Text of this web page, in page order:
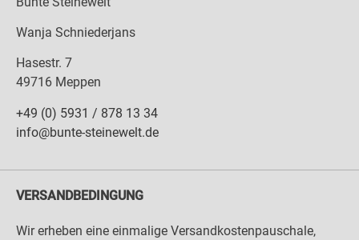
Wanja Schniederjans
Hasestr. 7
49716 Meppen
+49 (0) 5931 / 878 13 34
info@bunte-steinewelt.de
VERSANDBEDINGUNG
Wir erheben eine einmalige Versandkostenpauschale,